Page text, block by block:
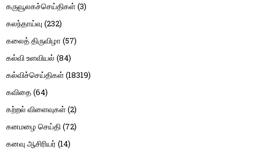
கருவூலகச்செய்திகள்(3)
கலந்தாய்வு (232)
கலைத் திருவிழா (57)
கல்வி உளவியல் (84)
கல்விச்செய்திகள்(18319)
கவிதை(64)
கற்றல் விளைவுகள்(2)
கனமழை செய்தி(72)
கனவு ஆசிரியர் (14)